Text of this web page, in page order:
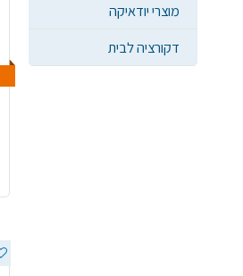
מוצרי יודאיקה
דקורציה לבית